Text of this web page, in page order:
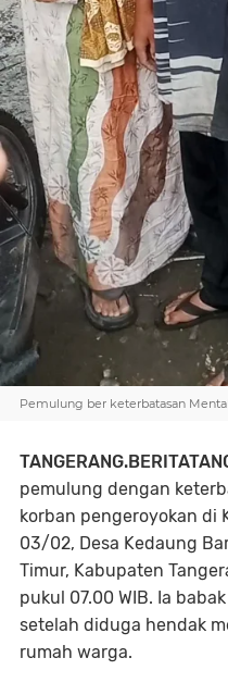
Pemulung ber keterbatasan
pemulung dengan
korban pengeroyokan di
03/02, Desa Kedaung
Timur, Kabupaten
pukul 07.00 WIB. Ia
setelah diduga hendak
rumah warga.